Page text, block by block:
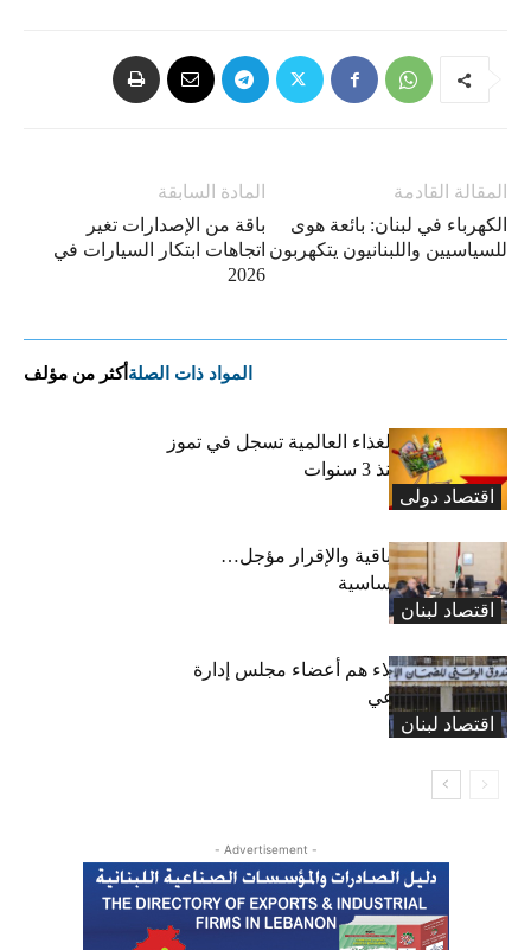
المادة السابقة
باقة من الإصدارات تغير
اتجاهات ابتكار السيارات في
2026
المقالة القادمة
الكهرباء في لبنان: بائعة هوى
للسياسيين واللبنانيون يتكهربون
المواد ذات الصلة أكثر من مؤلف
اقتصاد دولی
“الفاو”: أسعار الغذاء العالمية تسجل في تموز
أعلى مستوى منذ 3 سنوات
اقتصاد لبنان
رسوم النفايات باقية والإقرار مؤجل…
واستثناء لمواد أساسية
اقتصاد لبنان
بعد 19 عاماً: هؤلاء هم أعضاء مجلس إدارة
الضمان الاجتماعي
- Advertisement -